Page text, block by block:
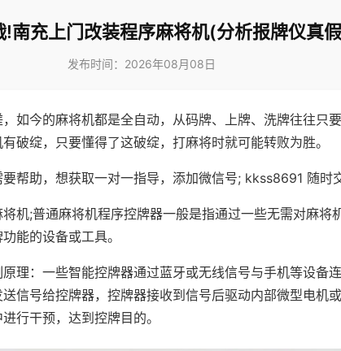
!南充上门改装程序麻将机(分析报牌仪真
发布时间：2026年08月08日
如今的麻将机都是全自动，从码牌、上牌、洗牌往往只
破绽，只要懂得了这破绽，打麻将时就可能转败为胜。
帮助，想获取一对一指导，添加微信号; kkss8691 随时
机;普通麻将机程序控牌器一般是指通过一些无需对麻将
能的设备或工具。
理：一些智能控牌器通过蓝牙或无线信号与手机等设备
信号给控牌器，控牌器接收到信号后驱动内部微型电机
行干预，达到控牌目的。